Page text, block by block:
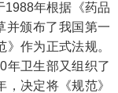
1988年根据《药品
并颁布了我国第一
作为正式法规。
年卫生部又组织了
决定将《规范》